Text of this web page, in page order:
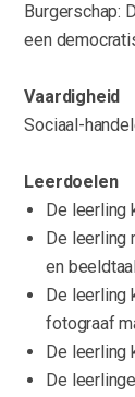
Burgerschap:
een
Vaardigheid
Sociaal-
Leerdoelen
De leerling
De leerling
en
De leerling
fotograaf
De leerling
De